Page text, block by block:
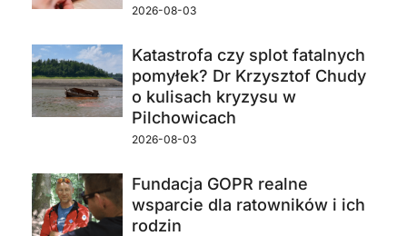
2026-08-03
Katastrofa czy splot fatalnych
pomyłek? Dr Krzysztof Chudy
o kulisach kryzysu w
Pilchowicach
2026-08-03
Fundacja GOPR realne
wsparcie dla ratowników i ich
rodzin